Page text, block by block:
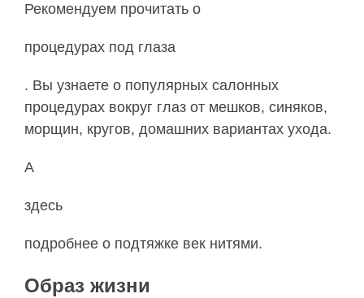
Рекомендуем прочитать о
процедурах под глаза
. Вы узнаете о популярных салонных
процедурах вокруг глаз от мешков, синяков,
морщин, кругов, домашних вариантах ухода.
А
здесь
подробнее о подтяжке век нитями.
Образ жизни